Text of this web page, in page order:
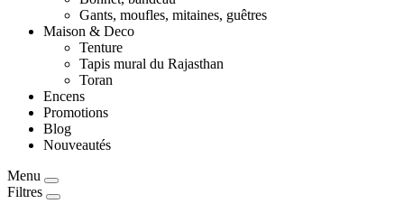
Gants, moufles, mitaines, guêtres
Maison & Deco
Tenture
Tapis mural du Rajasthan
Toran
Encens
Promotions
Blog
Nouveautés
Menu
Filtres